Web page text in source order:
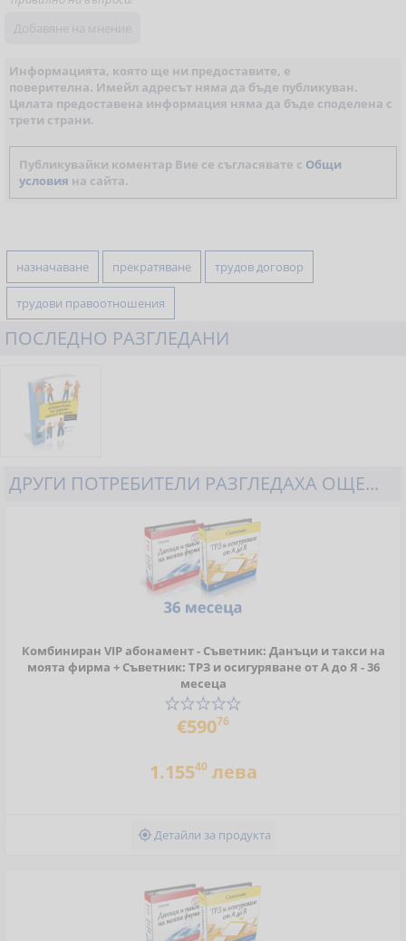
Информацията, която ще ни предоставите, е
поверителна. Имейл адресът няма да бъде публикуван.
Цялата предоставена информация няма да бъде споделена с
трети страни.
Публикувайки коментар Вие се съгласявате с Общи
условия на сайта.
назначаване прекратяване трудов договор
трудови правоотношения
ПОСЛЕДНО РАЗГЛЕДАНИ
ДРУГИ ПОТРЕБИТЕЛИ РАЗГЛЕДАХА ОЩЕ...
Комбиниран VIP абонамент - Съветник: Данъци и такси на
моята фирма + Съветник: ТРЗ и осигуряване от А до Я - 36
месеца
€59076
1.15540лева
Детайли за продукта